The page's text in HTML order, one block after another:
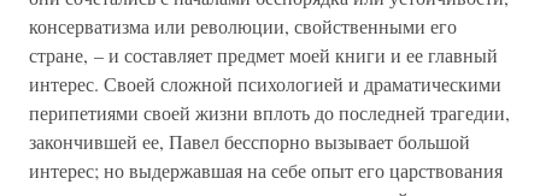
консерватизма или революции, свойственными его
стране, – и составляет предмет моей книги и ее главный
интерес. Своей сложной психологией и драматическими
перипетиями своей жизни вплоть до последней трагедии,
закончившей ее, Павел бесспорно вызывает большой
интерес; но выдержавшая на себе опыт его царствования